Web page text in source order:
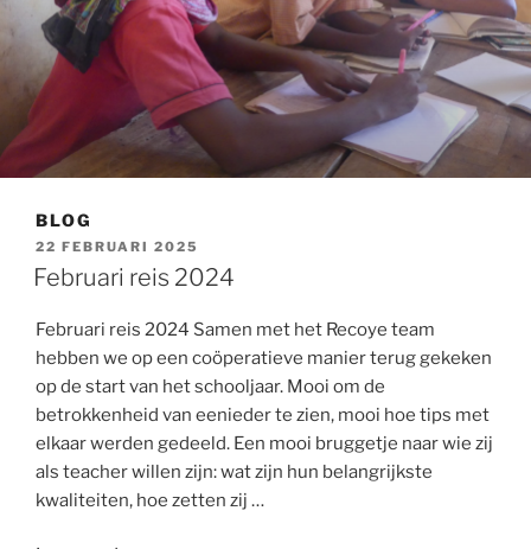
BLOG
GEPLAATST
OP
22 FEBRUARI 2025
Februari reis 2024
Februari reis 2024 Samen met het Recoye team
hebben we op een coöperatieve manier terug gekeken
op de start van het schooljaar. Mooi om de
betrokkenheid van eenieder te zien, mooi hoe tips met
elkaar werden gedeeld. Een mooi bruggetje naar wie zij
als teacher willen zijn: wat zijn hun belangrijkste
kwaliteiten, hoe zetten zij …